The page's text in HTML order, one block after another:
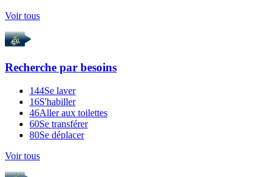
Voir tous
Recherche par besoins
144Se laver
16S'habiller
46Aller aux toilettes
60Se transférer
80Se déplacer
Voir tous